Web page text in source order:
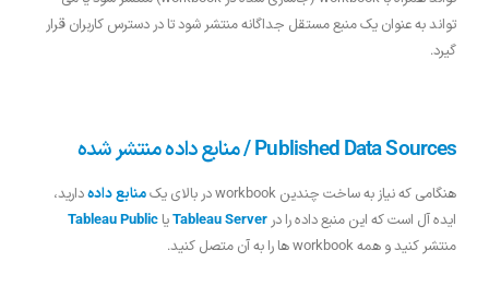
تواند به عنوان یک منبع مستقل جداگانه منتشر شود تا در دسترس کاربران قرار
گیرد.
Published Data Sources / منابع داده منتشر شده
هنگامی که نیاز به ساخت چندین workbook در بالای یک منابع داده دارید،
ایده آل است که این منبع داده را در Tableau Server یا
منتشر کنید و همه workbook ها را به آن متصل کنید.